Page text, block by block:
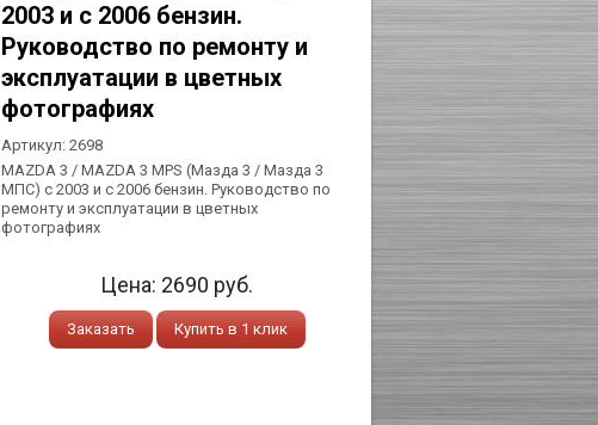
2003 и с 2006 бензин.
Руководство по ремонту и
эксплуатации в цветных
фотографиях
Артикул: 2698
MAZDA 3 / MAZDA 3 MPS (Мазда 3 / Мазда 3
МПС) с 2003 и с 2006 бензин. Руководство по
ремонту и эксплуатации в цветных
фотографиях
Цена: 2690 руб.
Заказать Купить в 1 клик